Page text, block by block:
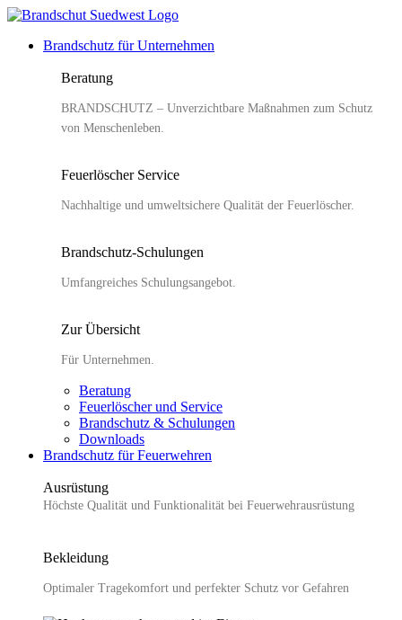
Zum
springenBrandschutz für Unternehmen
Beratung
BRANDSCHUTZ – Unverzichtbare Maßnahmen zum Schutz
von Menschenleben.
Feuerlöscher Service
Nachhaltige und umweltsichere Qualität der Feuerlöscher.
Brandschutz-Schulungen
Umfangreiches Schulungsangebot.
Zur Übersicht
Für Unternehmen.
Beratung
Feuerlöscher und Service
Brandschutz & Schulungen
Downloads
Brandschutz für Feuerwehren
Ausrüstung
Höchste Qualität und Funktionalität bei Feuerwehr­ausrüstung
Bekleidung
Optimaler Tragekomfort und perfekter Schutz vor Gefahren